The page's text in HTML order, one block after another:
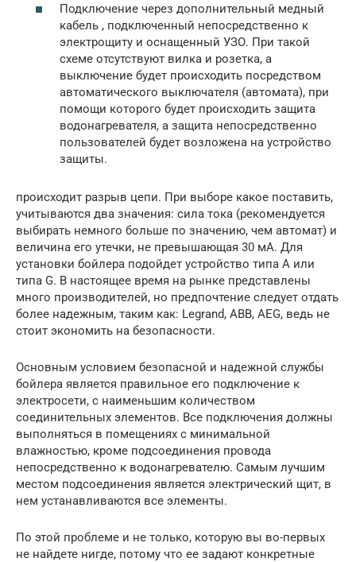
Подключение через дополнительный медный
кабель , подключенный непосредственно к
электрощиту и оснащенный УЗО. При такой
схеме отсутствуют вилка и розетка, а
выключение будет происходить посредством
автоматического выключателя (автомата), при
помощи которого будет происходить защита
водонагревателя, а защита непосредственно
пользователей будет возложена на устройство
защиты.
происходит разрыв цепи. При выборе какое поставить,
учитываются два значения: сила тока (рекомендуется
выбирать немного больше по значению, чем автомат) и
величина его утечки, не превышающая 30 мА. Для
установки бойлера подойдет устройство типа А или
типа G. В настоящее время на рынке представлены
много производителей, но предпочтение следует отдать
более надежным, таким как: Legrand, ABB, AEG, ведь не
стоит экономить на безопасности.
Основным условием безопасной и надежной службы
бойлера является правильное его подключение к
электросети, с наименьшим количеством
соединительных элементов. Все подключения должны
выполняться в помещениях с минимальной
влажностью, кроме подсоединения провода
непосредственно к водонагревателю. Самым лучшим
местом подсоединения является электрический щит, в
нем устанавливаются все элементы.
По этой проблеме и не только, которую вы во-первых
не найдете нигде, потому что ее задают конкретные